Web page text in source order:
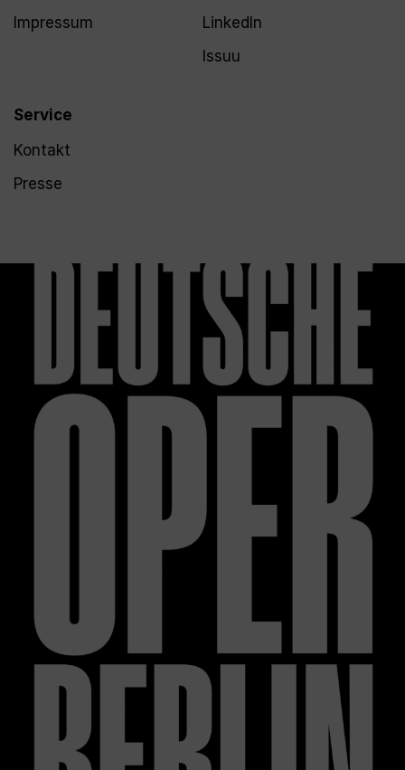
Impressum
Service
Kontakt
Presse
LinkedIn
Issuu